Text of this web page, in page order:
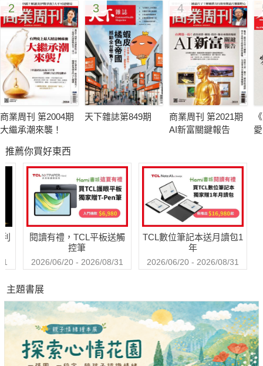
2
商業周刊 第2004期
大繼承潮來襲！
3
天下雜誌第849期
4
商業周刊 第2021期
AI新富關鍵報告
推薦你買好東西
閱讀有禮，TCL平板送觸
控筆
2026/06/20 - 2026/08/31
TCL數位筆記本送月讀包1
年
2026/06/20 - 2026/08/31
主題書展